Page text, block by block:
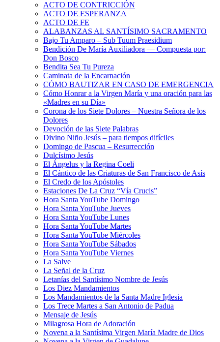
ACTO DE CONTRICCIÓN
ACTO DE ESPERANZA
ACTO DE FE
ALABANZAS AL SANTÍSIMO SACRAMENTO
Bajo Tu Amparo – Sub Tuum Praesidium
Bendición De María Auxiliadora — Compuesta por:
Don Bosco
Bendita Sea Tu Pureza
Caminata de la Encarnación
CÓMO BAUTIZAR EN CASO DE EMERGENCIA
Cómo Honrar a la Virgen María y una oración para las
«Madres en su Día»
Corona de los Siete Dolores – Nuestra Señora de los
Dolores
Devoción de las Siete Palabras
Divino Niño Jesús – para tiempos difíciles
Domingo de Pascua – Resurrección
Dulcísimo Jesús
El Ángelus y la Regina Coeli
El Cántico de las Criaturas de San Francisco de Asís
El Credo de los Apóstoles
Estaciones De La Cruz “Vía Crucis”
Hora Santa YouTube Domingo
Hora Santa YouTube Jueves
Hora Santa YouTube Lunes
Hora Santa YouTube Martes
Hora Santa YouTube Miércoles
Hora Santa YouTube Sábados
Hora Santa YouTube Viernes
La Salve
La Señal de la Cruz
Letanías del Santísimo Nombre de Jesús
Los Diez Mandamientos
Los Mandamientos de la Santa Madre Iglesia
Los Trece Martes a San Antonio de Padua
Mensaje de Jesús
Milagrosa Hora de Adoración
Novena a la Santísima Virgen María Madre de Dios